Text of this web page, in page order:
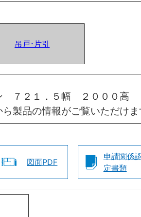
吊戸･片引
７２１．５幅 ２０００
製品の情報がご覧いただけ
図面PDF
申請関係
定書類